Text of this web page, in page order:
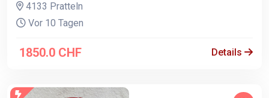
4133 Pratteln
Vor 10 Tagen
1850.0 CHF Details